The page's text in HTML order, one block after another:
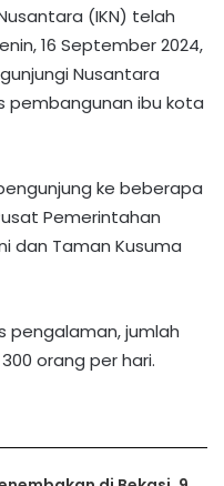
(IKN) telah
16 September 2024,
Nusantara
pembangunan ibu kota
ke beberapa
Pemerintahan
dan Taman Kusuma
pengalaman, jumlah
orang per hari.